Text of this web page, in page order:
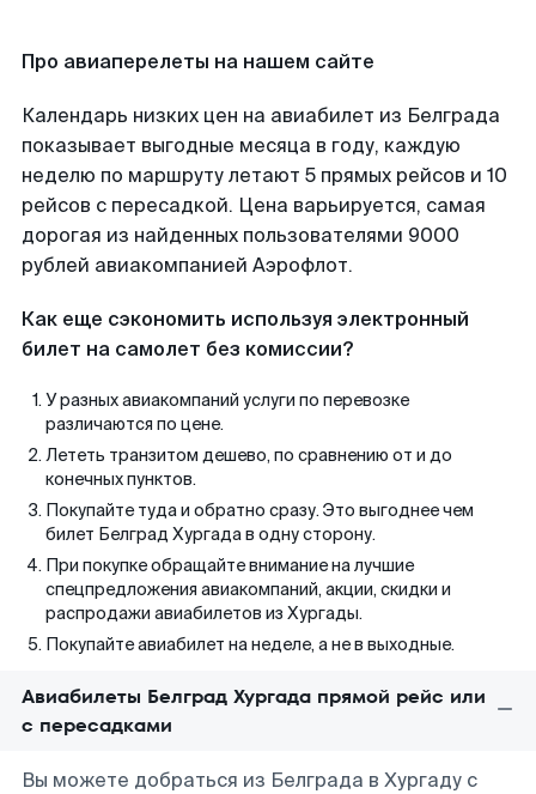
Про авиаперелеты на нашем сайте
Календарь низких цен на авиабилет из Белграда
показывает выгодные месяца в году, каждую
неделю по маршруту летают 5 прямых рейсов и 10
рейсов с пересадкой. Цена варьируется, самая
дорогая из найденных пользователями 9000
рублей авиакомпанией Аэрофлот.
Как еще сэкономить используя электронный
билет на самолет без комиссии?
У разных авиакомпаний услуги по перевозке
различаются по цене.
Лететь транзитом дешево, по сравнению от и до
конечных пунктов.
Покупайте туда и обратно сразу. Это выгоднее чем
билет Белград Хургада в одну сторону.
При покупке обращайте внимание на лучшие
спецпредложения авиакомпаний, акции, скидки и
распродажи авиабилетов из Хургады.
Покупайте авиабилет на неделе, а не в выходные.
Авиабилеты Белград Хургада прямой рейс или
с пересадками
Вы можете добраться из Белграда в Хургаду с